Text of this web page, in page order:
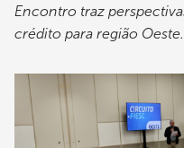
Encontro traz
crédito para região Oeste.
Imagem